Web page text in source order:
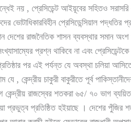
নয় , প্রেসিডেন্ট আইয়ূবের সহিতও
প্রেসিডেন্সিয়াল পদ্ধতির
দেশের রাজনৈতিক শাসন ব্যবস্থার সমান
প্রশ্ন থাকিবে না এবং
পর এই পর্যন্ত যে অবস্থা চলিয়া
, কেন্দ্রীয় চাকুরী বাকুরীতে পূর্ব
কেন্দ্রীয় রাজস্বের শতকরা ৬৫/ ৭০ ভাগ
প্রভুত্ব প্রতিষ্ঠিত হইয়াছে । দেশের পুঁজির